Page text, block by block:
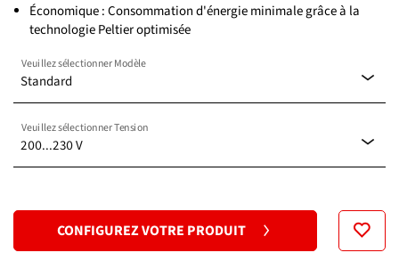
Économique : Consommation d'énergie minimale grâce à la
technologie Peltier optimisée
Standard
Veuillez sélectionner Modèle
Standard
200...230 V
Veuillez sélectionner Tension
200...230 V
CONFIGUREZ VOTRE PRODUIT